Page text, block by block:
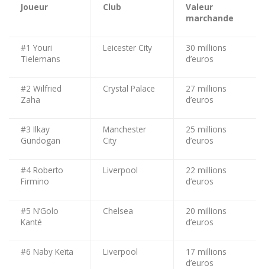
Joueur Club
Valeur
marchande
#1 Youri
Tielemans
Leicester City
30 millions
d’euros
#2 Wilfried
Zaha
Crystal Palace
27 millions
d’euros
#3 Ilkay
Gündogan
Manchester
City
25 millions
d’euros
#4 Roberto
Firmino
Liverpool
22 millions
d’euros
#5 N’Golo
Kanté
Chelsea
20 millions
d’euros
#6 Naby Keïta Liverpool
17 millions
d’euros